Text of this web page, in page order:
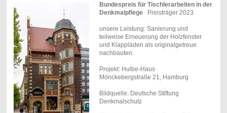
Bundespreis für Tischlerarbeiten in der
DenkmalpflegePreisträger 2023
unsere Leistung: Sanierung und
teilweise Erneuerung der Holzfenster
und Klappläden als originalgetreue
nachbauten.
Projekt: Hulbe-Haus
Mönckebergstraße 21, Hamburg
Bildquelle: Deutsche Stiftung
Denkmalschutz